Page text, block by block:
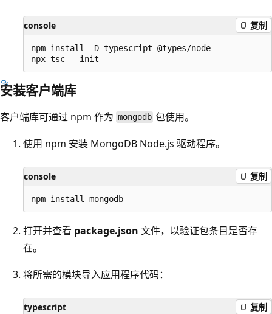
console 复制
npm install -D typescript @types/node
安装客户端库
客户端库可通过 npm 作为 mongodb 包使用。
使用 npm 安装 MongoDB Node.js 驱动程序。
console 复制
打开并查看 package.json 文件，以验证包条目是否存
在。
将所需的模块导入应用程序代码：
typescript 复制